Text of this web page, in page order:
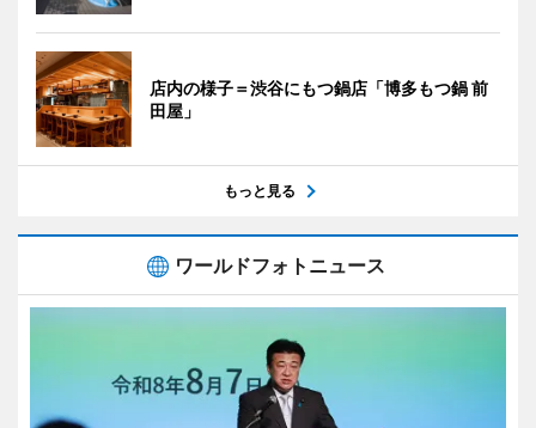
店内の様子＝渋谷にもつ鍋店「博多もつ鍋 前
田屋」
もっと見る
ワールドフォトニュース